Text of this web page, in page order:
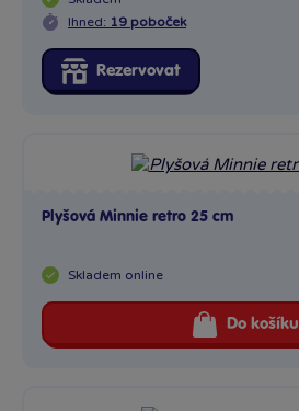
Ihned: 19 poboček
Rezervovat
Plyšová Minnie retro 25 cm
Skladem online
Do košíku